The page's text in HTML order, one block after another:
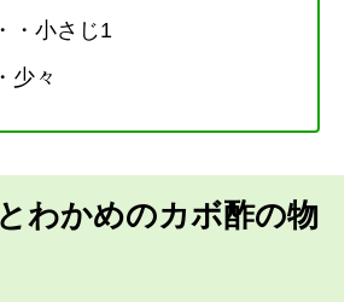
・小さじ1
少々
わかめのカボ酢の物